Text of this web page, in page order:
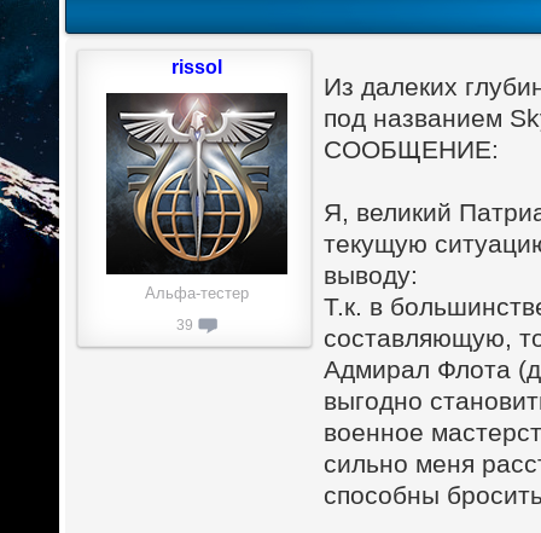
Из далеких
под названием
СООБЩЕНИЕ:
Я, великий
текущую
выводу:
Т.к. в
составляющую,
Адмирал Флота
выгодно
военное
сильно меня
способны
rissol
Альфа-тестер
39